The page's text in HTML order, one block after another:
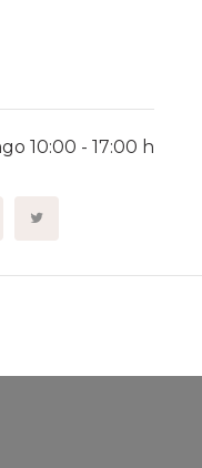
10:00 - 17:00 h